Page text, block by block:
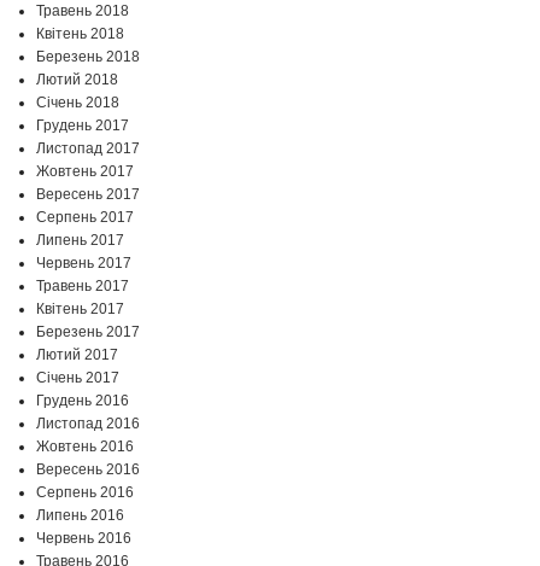
Травень 2018
Квітень 2018
Березень 2018
Лютий 2018
Січень 2018
Грудень 2017
Листопад 2017
Жовтень 2017
Вересень 2017
Серпень 2017
Липень 2017
Червень 2017
Травень 2017
Квітень 2017
Березень 2017
Лютий 2017
Січень 2017
Грудень 2016
Листопад 2016
Жовтень 2016
Вересень 2016
Серпень 2016
Липень 2016
Червень 2016
Травень 2016